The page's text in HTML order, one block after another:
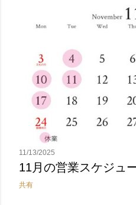
11/13/2025
11月の営業スケジュ
共有